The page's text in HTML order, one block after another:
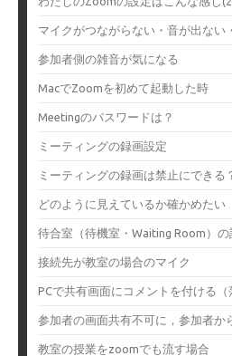
マイクがつながらない・音が出ない
参加者側の雑音が気になる
MacでZoomを初めて起動した時
Meetingのパスワードは？
ミーティングの録画設定
ミーティングの録画は禁止にできる
どのように見えているか確かめたい
待合室（待機室・Waiting Room）の
接続先が教室の場合のマイク
PCで共有画面にコメントを付ける（
参加者の画面共有不可に，参加者か
教室の授業をzoomでも流す場合